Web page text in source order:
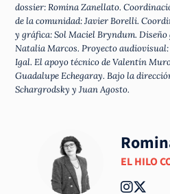
dossier: Romina Zanellato.
de la comunidad: Javier Borelli.
y gráfica: Sol Maciel Bryndum.
Natalia Marcos. Proyecto audiovisual:
Igal. El apoyo técnico de Valentín
Guadalupe Echegaray. Bajo la
Schargrodsky y Juan Agosto.
EL HILO